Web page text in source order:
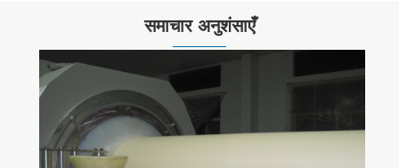
समाचार अनुशंसाएँ